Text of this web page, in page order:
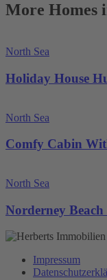
More Homes
North Sea
Holiday House
North Sea
Comfy Cabin
North Sea
Norderney
Impressum